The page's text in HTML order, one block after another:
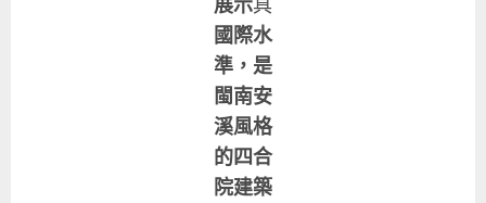
國際水
準，是
閩南安
溪風格
的四合
院建築